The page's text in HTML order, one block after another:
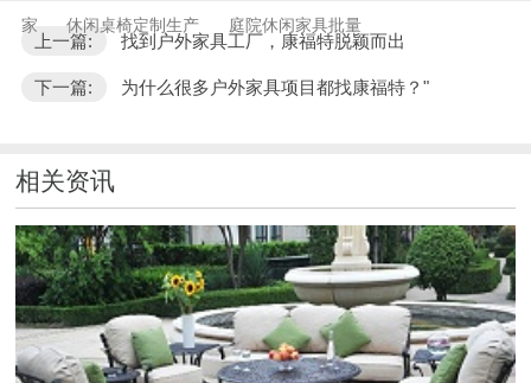
家 休闲桌椅定制生产 庭院休闲家具批量
上一篇: 找到户外家具工厂，康福特脱颖而出
下一篇: 为什么很多户外家具项目都找康福特？"
相关资讯